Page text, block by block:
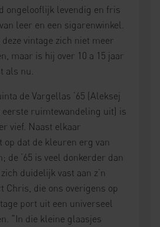
ongelooflijk levendig en fris
leer en een sigarenwinkel.
vintage zich niet meer
maar is hij over 10 a 15 jaar
als nu.
de Vargellas ’65 (Aleksej
eerste ruimtewandeling uit) is
vief. Naast elkaar
op dat de kleuren erg van
de ’65 is veel donkerder dan
duidelijk vast aan z’n
Chris, die ons overigens op
port uit een universeel
“In die kleine glaasjes